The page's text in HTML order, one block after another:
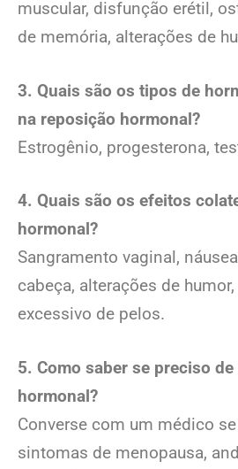
muscular, disfunção erétil,
de memória, alterações de
3. Quais são os tipos de
na reposição hormonal?
Estrogênio, progesterona,
4. Quais são os efeitos
hormonal?
Sangramento vaginal,
cabeça, alterações de
excessivo de pelos.
5. Como saber se preciso
hormonal?
Converse com um médico
sintomas de menopausa,